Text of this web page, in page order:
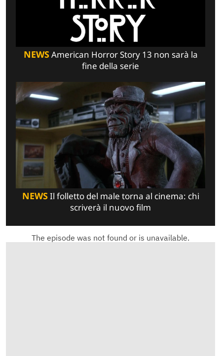
NEWSAmerican Horror Story 13 non sarà la
fine della serie
NEWSIl folletto del male torna al cinema: chi
scriverà il nuovo film